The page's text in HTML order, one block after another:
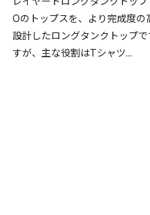
Oのトップスを、より完成度
設計したロングタンクトップ
すが、主な役割はTシャツ...